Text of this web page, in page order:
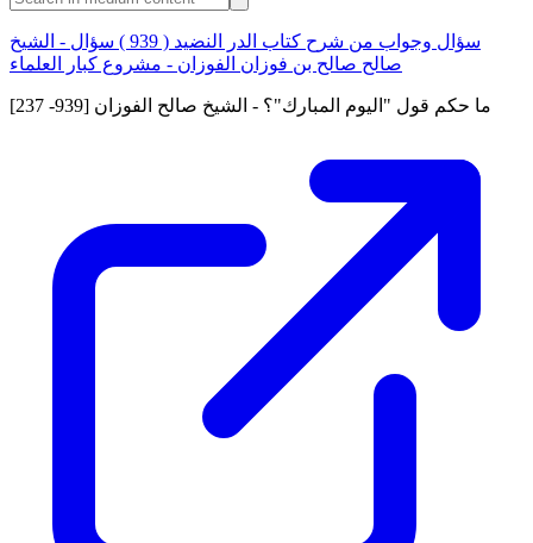
سؤال وجواب من شرح كتاب الدر النضيد ( 939 ) سؤال - الشيخ
صالح صالح بن فوزان الفوزان - مشروع كبار العلماء
[237 -939] ما حكم قول "اليوم المبارك"؟ - الشيخ صالح الفوزان